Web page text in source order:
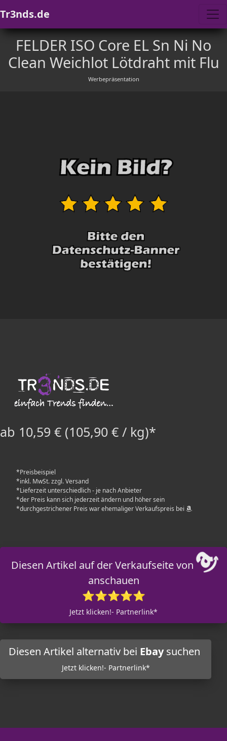
Tr3nds.de
FELDER ISO Core EL Sn Ni No
Clean Weichlot Lötdraht mit Flu
Werbepräsentation
ab 10,59 € (105,90 € / kg)*
*Preisbeispiel
*inkl. MwSt. zzgl. Versand
*Lieferzeit unterschiedlich - je nach Anbieter
*der Preis kann sich jederzeit ändern und höher sein
*durchgestrichener Preis war ehemaliger Verkaufspreis bei
Diesen Artikel auf der Verkaufseite von
anschauen
⭐⭐⭐⭐⭐
Jetzt klicken!- Partnerlink*
Diesen Artikel alternativ bei Ebaysuchen
Jetzt klicken!- Partnerlink*